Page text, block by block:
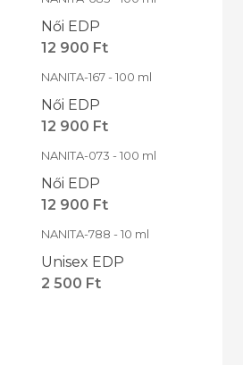
Női EDP
12 900 Ft
NANITA-167 - 100 ml
Női EDP
12 900 Ft
NANITA-073 - 100 ml
Női EDP
12 900 Ft
NANITA-788 - 10 ml
Unisex EDP
2 500 Ft